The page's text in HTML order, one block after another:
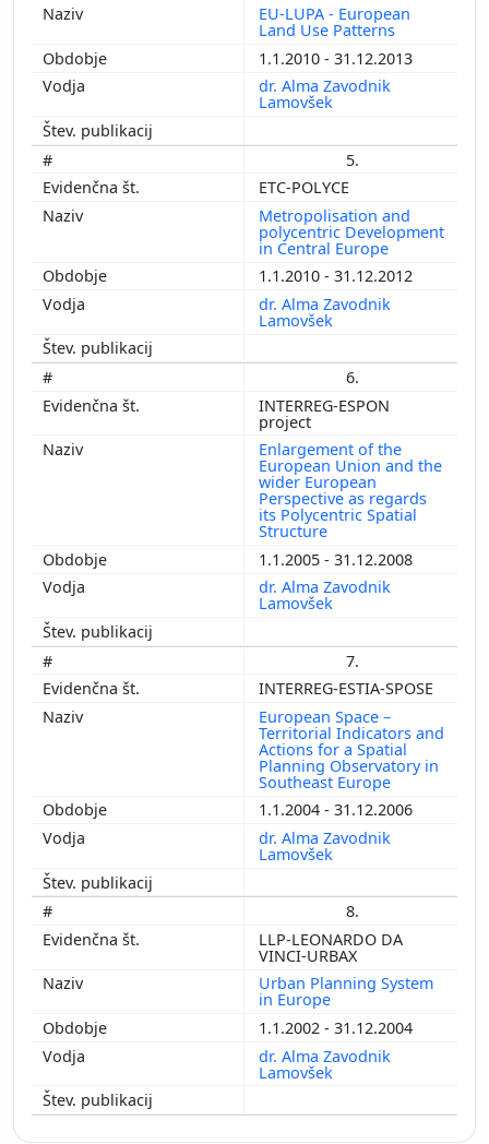
EU-LUPA - European
Land Use Patterns
1.1.2010 - 31.12.2013
dr. Alma Zavodnik
Lamovšek
5.
ETC-POLYCE
Metropolisation and
polycentric Development
in Central Europe
1.1.2010 - 31.12.2012
dr. Alma Zavodnik
Lamovšek
6.
INTERREG-ESPON
project
Enlargement of the
European Union and the
wider European
Perspective as regards
its Polycentric Spatial
Structure
1.1.2005 - 31.12.2008
dr. Alma Zavodnik
Lamovšek
7.
INTERREG-ESTIA-SPOSE
European Space –
Territorial Indicators and
Actions for a Spatial
Planning Observatory in
Southeast Europe
1.1.2004 - 31.12.2006
dr. Alma Zavodnik
Lamovšek
8.
LLP-LEONARDO DA
VINCI-URBAX
Urban Planning System
in Europe
1.1.2002 - 31.12.2004
dr. Alma Zavodnik
Lamovšek